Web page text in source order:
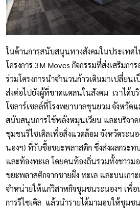
ในด้านการสนับสนุนทางสังคมในประเทศไ
โครงการ 3M Moves กิจกรรมที่ส่งเสริมกา
ร่วมโครงการนำจำนวนก้าวเดินมาเปลี่ย
ส่งต่อไปยังผู้ที่ขาดแคลนในสังคม เราได้บ
โซลาร์เซลล์ที่โรงพยาบาลขุนยวม จังหวัด
สนับสนุนการใช้พลังหมุนเวียน และบริจาค
ชุมชนรีไซเคิลเพื่อสิ่งแวดล้อม จังหวัดระน
นองฯ) ที่รับซื้อขยะพลาสติก ซึ่งส่งผลกระ
และท้องทะเล โดยคนท้องถิ่นรวมทั้งชาวม
ขยะพลาสติกจากชายฝั่ง ทะเล และบนเกา
จำหน่ายให้แก่วิสาหกิจชุมชนระนองฯ เพื่
การรีไซเคิล แล้วนำรายได้มามอบให้ชุม